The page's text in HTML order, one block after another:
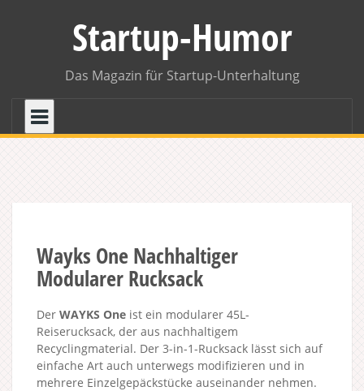
Startup-Humor
Das Magazin für Startup-Unterhaltung
Wayks One Nachhaltiger
Modularer Rucksack
Der WAYKS One ist ein modularer 45L-
Reiserucksack, der aus nachhaltigem
Recyclingmaterial. Der 3-in-1-Rucksack lässt sich auf
einfache Art auch unterwegs modifizieren und in
mehrere Einzelgepäckstücke auseinander nehmen.